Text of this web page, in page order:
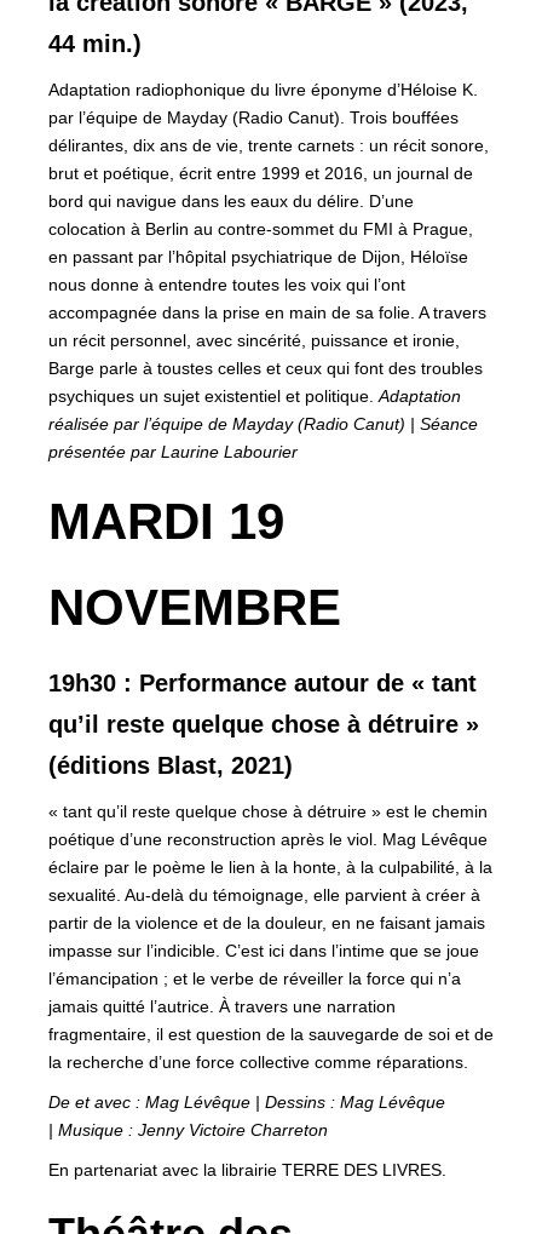
44 min.)
Adaptation radiophonique du livre éponyme d’Héloise K.
par l’équipe de Mayday (Radio Canut). Trois bouffées
délirantes, dix ans de vie, trente carnets : un récit sonore,
brut et poétique, écrit entre 1999 et 2016, un journal de
bord qui navigue dans les eaux du délire. D’une
colocation à Berlin au contre-sommet du FMI à Prague,
en passant par l’hôpital psychiatrique de Dijon, Héloïse
nous donne à entendre toutes les voix qui l’ont
accompagnée dans la prise en main de sa folie. A travers
un récit personnel, avec sincérité, puissance et ironie,
Barge parle à toustes celles et ceux qui font des troubles
psychiques un sujet existentiel et politique. Adaptation
réalisée par l’équipe de Mayday (Radio Canut) | Séance
présentée par Laurine Labourier
MARDI 19
NOVEMBRE
19h30 : Performance autour de « tant
qu’il reste quelque chose à détruire »
(éditions Blast, 2021)
« tant qu’il reste quelque chose à détruire » est le chemin
poétique d’une reconstruction après le viol. Mag Lévêque
éclaire par le poème le lien à la honte, à la culpabilité, à la
sexualité. Au-delà du témoignage, elle parvient à créer à
partir de la violence et de la douleur, en ne faisant jamais
impasse sur l’indicible. C’est ici dans l’intime que se joue
l’émancipation ; et le verbe de réveiller la force qui n’a
jamais quitté l’autrice. À travers une narration
fragmentaire, il est question de la sauvegarde de soi et de
la recherche d’une force collective comme réparations.
De et avec : Mag Lévêque | Dessins : Mag Lévêque
| Musique : Jenny Victoire Charreton
En partenariat avec la librairie TERRE DES LIVRES.